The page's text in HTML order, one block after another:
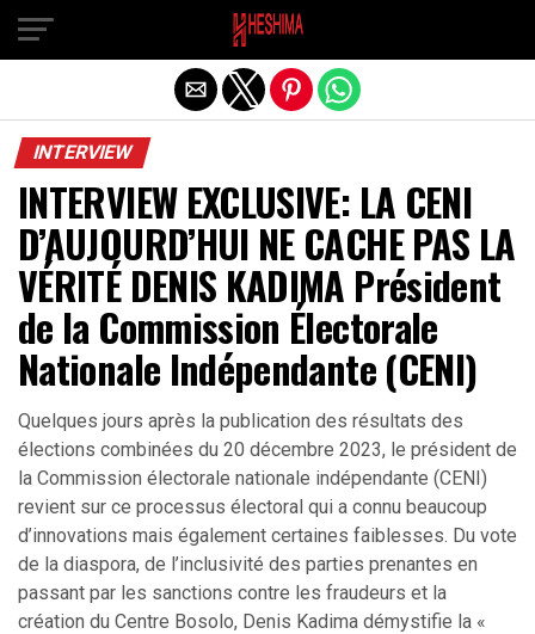
INTERVIEW
INTERVIEW EXCLUSIVE: LA CENI
D’AUJOURD’HUI NE CACHE PAS LA
VÉRITÉ DENIS KADIMA Président
de la Commission Électorale
Nationale Indépendante (CENI)
Quelques jours après la publication des résultats des
élections combinées du 20 décembre 2023, le président de
la Commission électorale nationale indépendante (CENI)
revient sur ce processus électoral qui a connu beaucoup
d’innovations mais également certaines faiblesses. Du vote
de la diaspora, de l’inclusivité des parties prenantes en
passant par les sanctions contre les fraudeurs et la
création du Centre Bosolo, Denis Kadima démystifie la «
Quitter la version mobile